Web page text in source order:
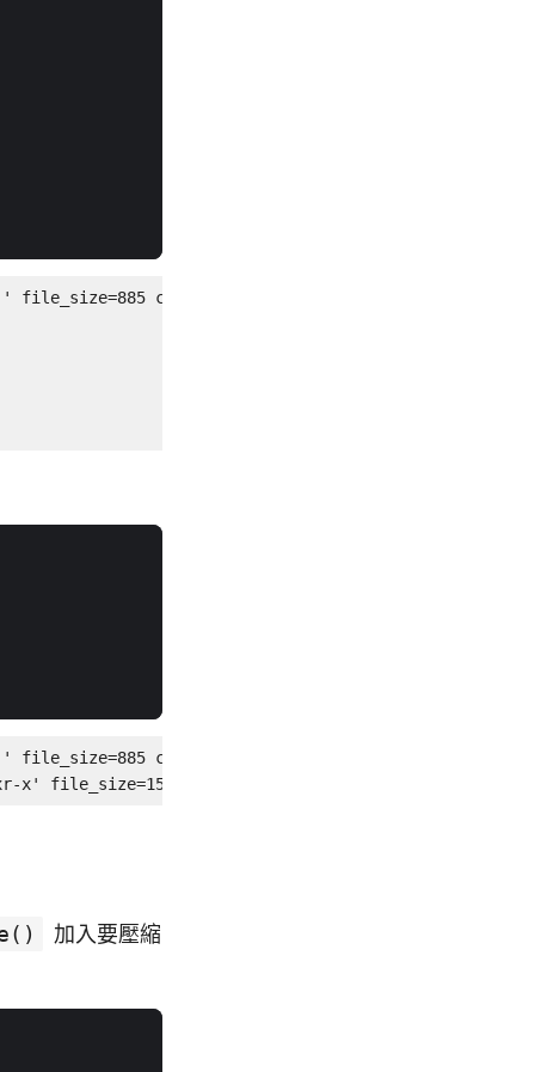
compress_size=488>
compress_size=488>
file_size=1553 compress_size=399>
加入要壓縮